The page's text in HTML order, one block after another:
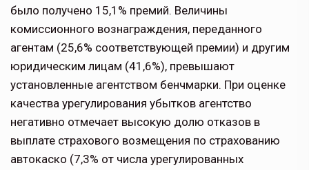
было получено 15,1% премий. Величины
комиссионного вознаграждения, переданного
агентам (25,6% соответствующей премии) и другим
юридическим лицам (41,6%), превышают
установленные агентством бенчмарки. При оценке
качества урегулирования убытков агентство
негативно отмечает высокую долю отказов в
выплате страхового возмещения по страхованию
автокаско (7,3% от числа урегулированных